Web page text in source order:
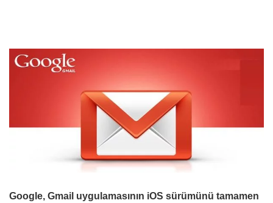
Google, Gmail uygulamasının iOS sürümünü tamamen